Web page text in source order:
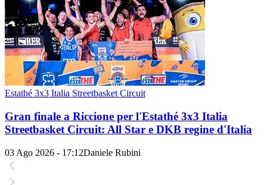
Estathé 3x3 Italia Streetbasket Circuit
Gran finale a Riccione per l'Estathé 3x3 Italia
Streetbasket Circuit: All Star e DKB regine d'Italia
03 Ago 2026 - 17:12Daniele Rubini